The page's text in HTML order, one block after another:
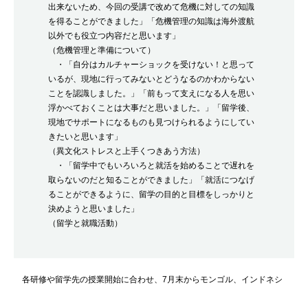
出来ないため、 今回の受講で改めて危機に対しての知識
を得ることができました」
「危機管理の知識は海外渡航
以外でも役立つ内容だと思います」
（危機管理と準備について）
・「自分はカルチャーショックを受けない！と思って
いるが、 現地に行ってみないとどうなるのかわからない
ことを認識しました。」「 前もって支えになる人を思い
浮かべておくことは大事だと思いました。」「留学後、
現地でサポートになるものも見つけられるようにしてい
きたいと思います」
（異文化ストレスと上手くつきあう方法）
・「 留学中でもいろいろと就活を始めることで遅れを
取らないのだと知ることができました」「就活につなげ
ることができるように、 留学の目的と目標をしっかりと
決めようと思いました」
（留学と就職活動）
各研修や留学先の授業開始に合わせ、7月末からモンゴル、 インドネシ